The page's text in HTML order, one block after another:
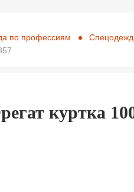
по профессиям
куртка